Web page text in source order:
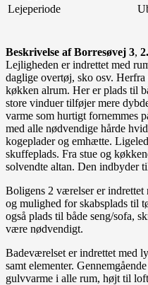
Lejeperiode
Beskrivelse af Borresøvej 3,
Lejligheden er indrettet med
daglige overtøj, sko osv.
køkken alrum. Her er plads til
store vinduer tilføjer mere
varme som hurtigt fornemmes
med alle nødvendige hårde
kogeplader og emhætte.
skuffeplads. Fra stue og
solvendte altan. Den indbyder
Boligens 2 værelser er
og mulighed for skabsplads til
også plads til både seng/sofa,
være nødvendigt.
Badeværelset er indrettet med
samt elementer.
gulvvarme i alle rum, højt til